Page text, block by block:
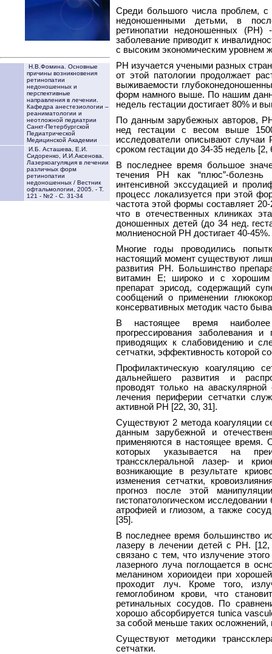
Н.В.Фомина. Основные
причины возникновения
ретинопатии
недоношенных и
перспективные
направления в лечении.
Кафедра анестезиологии –
реаниматологии и
неотложной педиатрии
Санкт-Петербургской
Педиатрической
Медицинской Академии
И.Б. Асташева, Е.И.
Сидоренко, И.И.Аксенова.
Лазеркоагуляция в лечении
различных форм
ретинопатии
недоношенных / Вестник
офтальмологии, 2005. - Т.
121 - №2 - С. 31-34
Среди большого числа проблем,
недоношенными детьми, в
ретинопатии недоношенных (РН)
заболевание приводит к
с высоким экономическим уровнем
РН изучается учеными разных
от этой патологии продолжает
выживаемости
форм намного выше. По нашим
недель гестации достигает 80% и
По данным зарубежных авторов,
нед гестации с весом выше
исследователи описывают
сроком гестации до 34-35 недель [2,
В последнее время большое
течения РН как “плюс”-болезнь
интенсивной экссудацией и
процесс локализуется при этой
частота этой формы составляет
что в отечественных клиниках
доношенных детей (до 34 нед.
молниеносной РН достигает 40-45%.
Многие годы проводились
настоящий момент существуют
развития РН. Большинство
витамин Е; широко и с хорошим
препарат эрисод, содержащий
сообщений о применении
консервативных методик часто
В настоящее время
прогрессирования заболевания
приводящих к слабовидению и
сетчатки, эффективность которой
Профилактическую коагуляцию
дальнейшего развития и
проводят только на
лечения периферии сетчатки
активной РН [22, 30, 31].
Существуют 2 метода коагуляции
данным зарубежной и
применяются в настоящее время.
которых указывается на
транссклеральной лазер- и
возникающие в результате
изменения сетчатки,
прогноз после этой
гистопатологическом
атрофией и глиозом, а также
[35].
В последнее время большинство
лазеру в лечении детей с РН.
связано с тем, что излучение
лазерного луча поглощается в
меланином хориоидеи при
проходит луч. Кроме того,
гемоглобином крови, что
ретинальных сосудов. По
хорошо абсорбируется tunica
за собой меньше таких осложнений,
Существуют методики
сетчатки.